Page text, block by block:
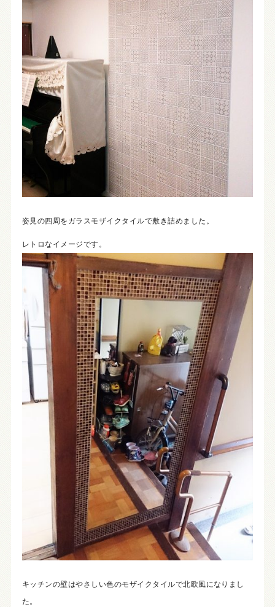
姿見の四周をガラスモザイクタイルで敷き詰めました。
レトロなイメージです。
キッチンの壁はやさしい色のモザイクタイルで北欧風になりまし
た。